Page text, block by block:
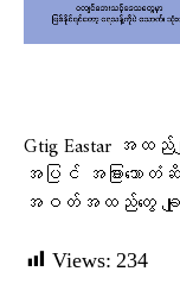
Gtig Eastar အ
အပြင် အခြားသေ
အဝတ်အထည်တွေ
Views: 234